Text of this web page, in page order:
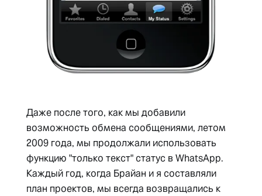
Даже после того, как мы добавили
возможность обмена сообщениями, летом
2009 года, мы продолжали использовать
функцию "только текст" статус в WhatsApp.
Каждый год, когда Брайан и я составляли
план проектов, мы всегда возвращались к